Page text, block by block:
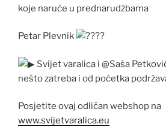
koje naruče u prednarudžbama
Petar Plevnik
Svijet varalica i @Saša
nešto zatreba i od početka
Posjetite ovaj odličan webshop na
www.svijetvaralica.eu